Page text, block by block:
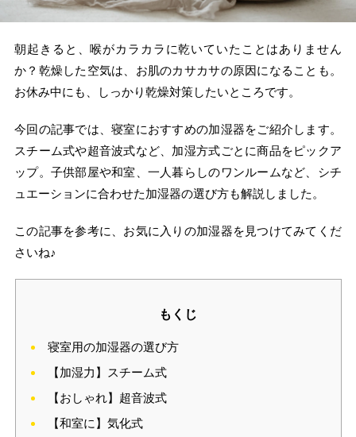
朝起きると、喉がカラカラに乾いていたことはありません
か？乾燥した空気は、お肌のカサカサの原因になることも。
お休み中にも、しっかり乾燥対策したいところです。
今回の記事では、寝室におすすめの加湿器をご紹介します。
スチーム式や超音波式など、加湿方式ごとに商品をピックア
ップ。子供部屋や和室、一人暮らしのワンルームなど、シチ
ュエーションに合わせた加湿器の選び方も解説しました。
この記事を参考に、お気に入りの加湿器を見つけてみてくだ
さいね♪
もくじ
寝室用の加湿器の選び方
【加湿力】スチーム式
【おしゃれ】超音波式
【和室に】気化式